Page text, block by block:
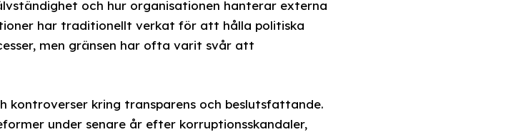
och hur organisationen hanterar externa
har traditionellt verkat för att hålla politiska
men gränsen har ofta varit svår att
kring transparens och beslutsfattande.
under senare år efter korruptionsskandaler,